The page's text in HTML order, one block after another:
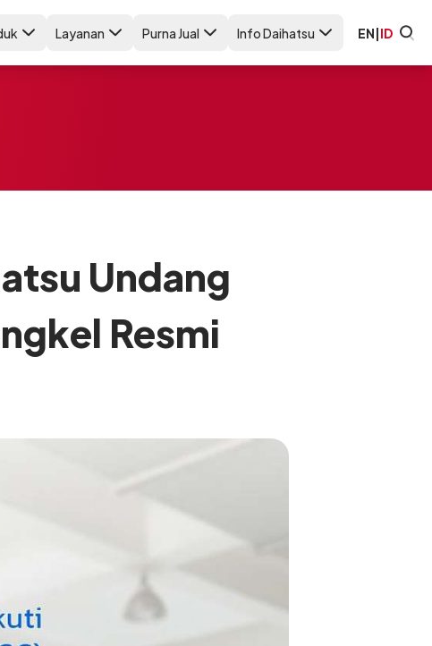
Layanan Purna Jual Info Daihatsu EN|ID
Undang
Resmi